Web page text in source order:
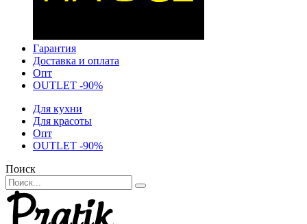
Гарантия
Доставка и оплата
Опт
OUTLET -90%
Для кухни
Для красоты
Опт
OUTLET -90%
Поиск